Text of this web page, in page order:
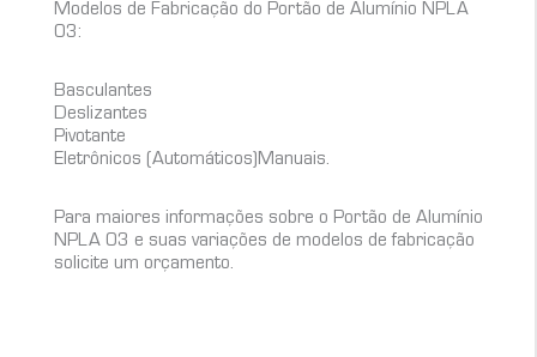
Modelos de Fabricação do Portão de Alumínio NPLA
03:
Basculantes
Deslizantes
Pivotante
Eletrônicos (Automáticos)Manuais.
Para maiores informações sobre o Portão de Alumínio
NPLA 03 e suas variações de modelos de fabricação
solicite um orçamento.